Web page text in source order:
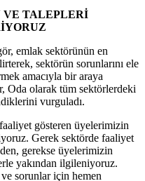
VE TALEPLERİ
emlak sektörünün en
sektörün sorunlarını ele
amacıyla bir araya
Oda olarak tüm sektörlerdeki
vurguladı.
gösteren üyelerimizin
Gerek sektörde faaliyet
gerekse üyelerimizin
yakından ilgileniyoruz.
sorunlar için hemen